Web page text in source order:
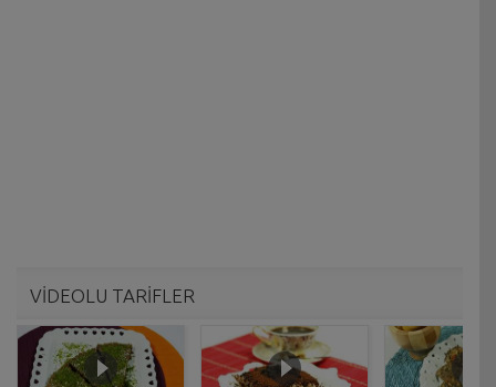
VİDEOLU TARİFLER